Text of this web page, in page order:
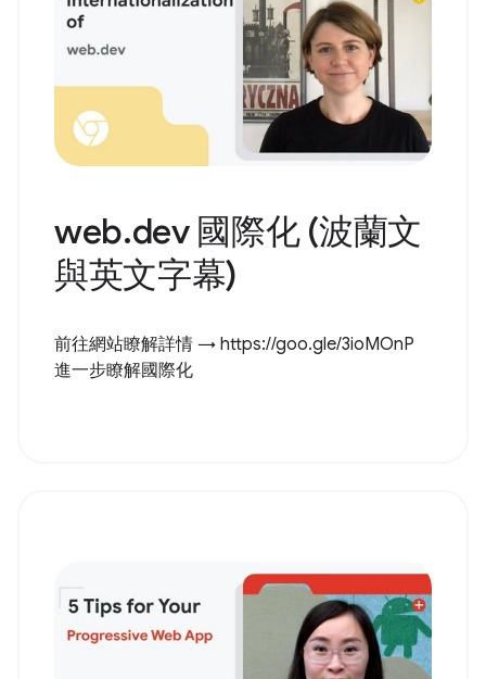
web.dev 國際化 (波蘭文
與英文字幕)
前往網站瞭解詳情 → https://goo.gle/3ioMOnP
進一步瞭解國際化